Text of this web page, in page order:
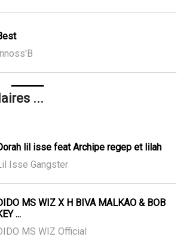
...
lil isse feat Archipe regep et lilah
Isse Gangster
MS WIZ X H BIVA MALKAO & BOB
...
MS WIZ Official